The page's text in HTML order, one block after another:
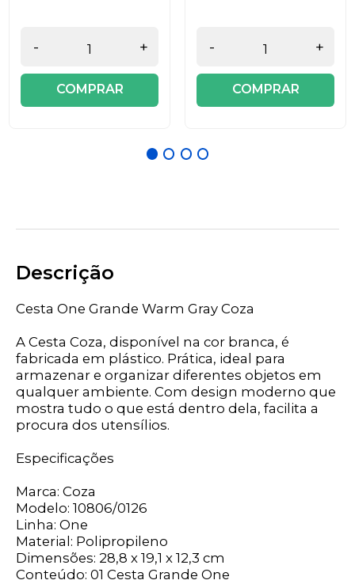
- +
COMPRAR
- +
COMPRAR
Descrição
Cesta One Grande Warm Gray Coza
A Cesta Coza, disponível na cor branca, é
fabricada em plástico. Prática, ideal para
armazenar e organizar diferentes objetos em
qualquer ambiente. Com design moderno que
mostra tudo o que está dentro dela, facilita a
procura dos utensílios.
Especificações
Marca: Coza
Modelo: 10806/0126
Linha: One
Material: Polipropileno
Dimensões: 28,8 x 19,1 x 12,3 cm
Conteúdo: 01 Cesta Grande One